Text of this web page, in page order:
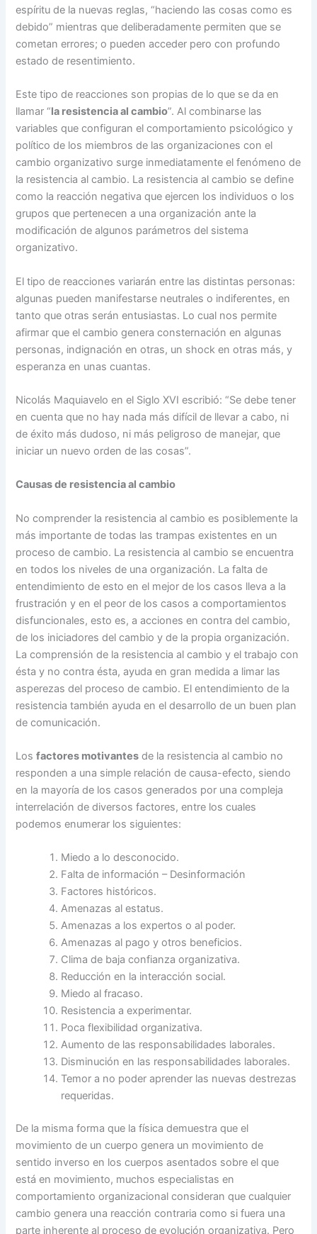
espíritu de la nuevas reglas, “haciendo las cosas como es
debido” mientras que deliberadamente permiten que se
cometan errores; o pueden acceder pero con profundo
estado de resentimiento.
Este tipo de reacciones son propias de lo que se da en
llamar “la resistencia al cambio”. Al combinarse las
variables que configuran el comportamiento psicológico y
político de los miembros de las organizaciones con el
cambio organizativo surge inmediatamente el fenómeno de
la resistencia al cambio. La resistencia al cambio se define
como la reacción negativa que ejercen los individuos o los
grupos que pertenecen a una organización ante la
modificación de algunos parámetros del sistema
organizativo.
El tipo de reacciones variarán entre las distintas personas:
algunas pueden manifestarse neutrales o indiferentes, en
tanto que otras serán entusiastas. Lo cual nos permite
afirmar que el cambio genera consternación en algunas
personas, indignación en otras, un shock en otras más, y
esperanza en unas cuantas.
Nicolás Maquiavelo en el Siglo XVI escribió: “Se debe tener
en cuenta que no hay nada más difícil de llevar a cabo, ni
de éxito más dudoso, ni más peligroso de manejar, que
iniciar un nuevo orden de las cosas”.
Causas de resistencia al cambio
No comprender la resistencia al cambio es posiblemente la
más importante de todas las trampas existentes en un
proceso de cambio. La resistencia al cambio se encuentra
en todos los niveles de una organización. La falta de
entendimiento de esto en el mejor de los casos lleva a la
frustración y en el peor de los casos a comportamientos
disfuncionales, esto es, a acciones en contra del cambio,
de los iniciadores del cambio y de la propia organización.
La comprensión de la resistencia al cambio y el trabajo con
ésta y no contra ésta, ayuda en gran medida a limar las
asperezas del proceso de cambio. El entendimiento de la
resistencia también ayuda en el desarrollo de un buen plan
de comunicación.
Losfactores motivantes de la resistencia al cambio no
responden a una simple relación de causa-efecto, siendo
en la mayoría de los casos generados por una compleja
interrelación de diversos factores, entre los cuales
podemos enumerar los siguientes:
Miedo a lo desconocido.
Falta de información – Desinformación
Factores históricos.
Amenazas al estatus.
Amenazas a los expertos o al poder.
Amenazas al pago y otros beneficios.
Clima de baja confianza organizativa.
Reducción en la interacción social.
Miedo al fracaso.
Resistencia a experimentar.
Poca flexibilidad organizativa.
Aumento de las responsabilidades laborales.
Disminución en las responsabilidades laborales.
Temor a no poder aprender las nuevas destrezas
requeridas.
De la misma forma que la física demuestra que el
movimiento de un cuerpo genera un movimiento de
sentido inverso en los cuerpos asentados sobre el que
está en movimiento, muchos especialistas en
comportamiento organizacional consideran que cualquier
cambio genera una reacción contraria como si fuera una
parte inherente al proceso de evolución organizativa. Pero